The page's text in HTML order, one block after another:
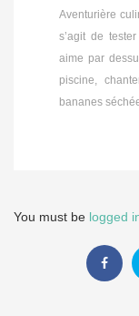
Aventurière
s’agit de
aime par
piscine,
bananes
You must be logged